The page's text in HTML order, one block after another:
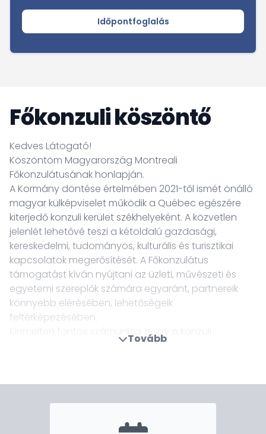
Időpontfoglalás
Főkonzuli köszöntő
Kedves Látogató!
Köszöntöm Magyarország Montreali
Főkonzulátusának honlapján.
A Kormány döntése értelmében 2021-től ismét önálló
magyar külképviselet működik a Québec egészére
kiterjedő konzuli kerület székhelyeként. A közvetlen
jelenlét lehetővé teszi a kétoldalú gazdasági,
kereskedelmi, tudományos, kulturális és turisztikai
kapcsolatok megerősítését. A Főkonzulátus
támogatást kíván nyújtani az üzleti, művészeti és
egyetemi szereplők számára egyaránt, partnereik
könnyebb elérésében, lehetőségeik
feltérképezésében.
Kiemelten fontos számunkra, hogy a konzuli
ügyintézés lehetőségét a tartományban élő magyar
elejétől Kanadába érkező magyarok többsége
számára Québec tartomány volt az első állomás:
Tovább